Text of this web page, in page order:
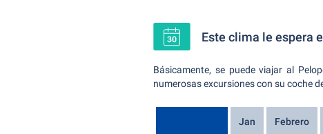
Este clima le espera
Básicamente, se puede viajar al
numerosas excursiones con su coche
Jan Febrero